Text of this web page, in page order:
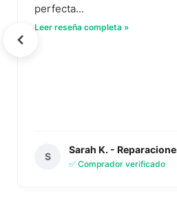
perfecta...
Leer reseña completa »
S
Sarah K. -
✅ Comprador verificado